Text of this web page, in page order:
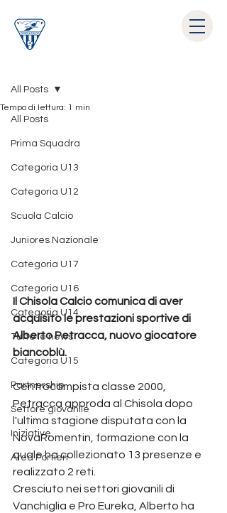
All Posts
Prima Squadra
Categoria U13
Categoria U12
Scuola Calcio
Juniores Nazionale
Categoria U17
Categoria U16
Categoria U14
Tutte le news
Categoria U15
Partnership
Settore giovanile
Iniziative
Area Portieri
All Posts
Tempo di lettura: 1 min
Il Chisola Calcio comunica di aver
acquisito le prestazioni sportive di
Alberto Petracca, nuovo giocatore
biancoblù.
Centrocampista classe 2000,
Petracca approda al Chisola dopo
l'ultima stagione disputata con la
NovaRomentin, formazione con la
quale ha collezionato 13 presenze e
realizzato 2 reti.
Cresciuto nei settori giovanili di
Vanchiglia e Pro Eureka, Alberto ha